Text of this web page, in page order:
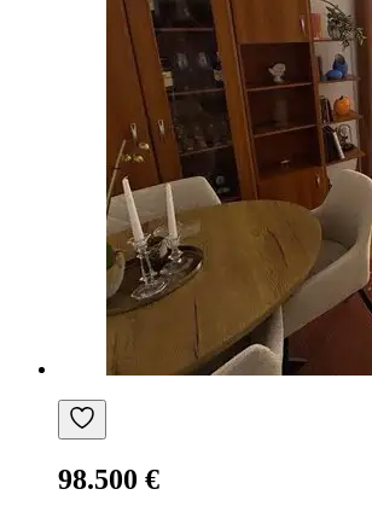
98.500 €